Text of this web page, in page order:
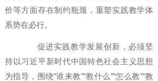
价等方面存在制约瓶颈，重塑实践教学体
系势在必行。
促进实践教学发展创新，必须坚
持以习近平新时代中国特色社会主义思想
为指导，围绕“谁来教”“教什么”“怎么教”“教